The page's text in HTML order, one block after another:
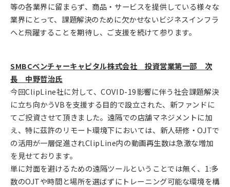
等の各業界に留まらず、商品・サービスを提供している様々な
業界にとって、課題解決のために欠かせないビジネスインフラ
へと飛躍することを期待し、ご支援を続けて参ります。
SMBCベンチャーキャピタル株式会社 投資営業第一部 次
長 中野哲治氏
今回ClipLine社に対して、COVID-19影響に伴う社会課題解決
に立ち向かうVBを支援する目的で設立された、新ファンドに
てご投資させて頂きました。遠隔での店舗マネジメントに加
え、特に茲許のリモート環境下においては、新人研修・OJTで
の活用が一層促進されClipLine内の動画再生数は急激な増加
を見せております。
単に対面を避けるための遠隔ツールということでは無く、1:多
数のOJTや時間と場所を選ばずにトレーニング可能な環境を構